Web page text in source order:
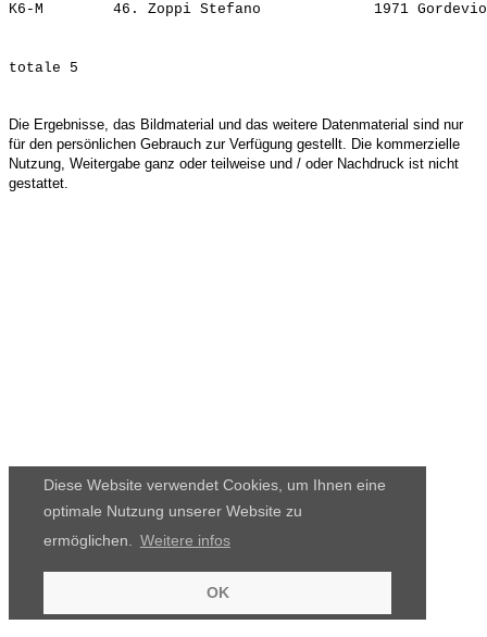
Diese Website verwendet Cookies, um Ihnen eine
optimale Nutzung unserer Website zu
ermöglichen.
Weitere infos
OK
K6-M        46. Zoppi Stefano
Die Ergebnisse, das Bildmaterial und das weitere Datenmaterial sind nur
für den persönlichen Gebrauch zur Verfügung gestellt. Die kommerzielle
Nutzung, Weitergabe ganz oder teilweise und / oder Nachdruck ist nicht
gestattet.